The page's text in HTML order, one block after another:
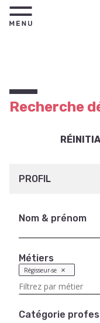
Recherche
PROFIL
Nom & prénom
Métiers
Régisseur-se
Catégorie